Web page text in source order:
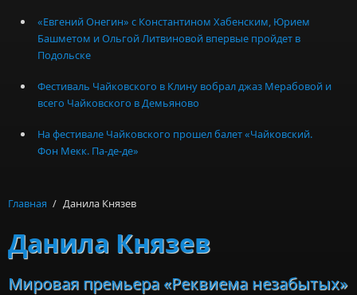
«Евгений Онегин» с Константином Хабенским, Юрием
Башметом и Ольгой Литвиновой впервые пройдет в
Подольске
Фестиваль Чайковского в Клину вобрал джаз Мерабовой и
всего Чайковского в Демьяново
На фестивале Чайковского прошел балет «Чайковский.
Фон Мекк. Па-де-де»
Главная / Данила Князев
Данила Князев
Мировая премьера «Реквиема незабытых»